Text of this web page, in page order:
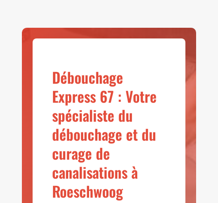
Débouchage
Express 67 : Votre
spécialiste du
débouchage et du
curage de
canalisations à
Roeschwoog